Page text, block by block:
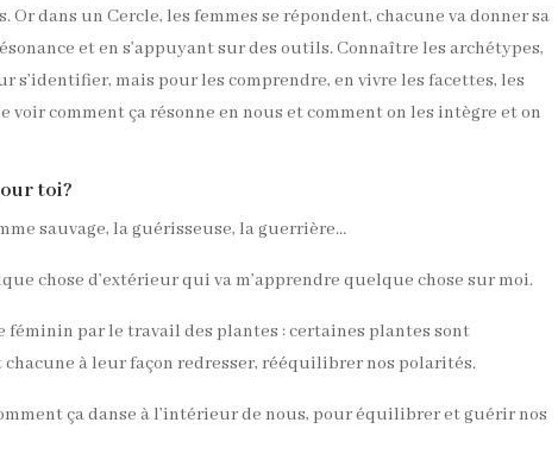
dans un Cercle, les femmes se répondent, chacune va donner sa
et en s’appuyant sur des outils. Connaître les archétypes,
s’identifier, mais pour les comprendre, en vivre les facettes, les
voir comment ça résonne en nous et comment on les intègre et on
toi?
sauvage, la guérisseuse, la guerrière…
chose d’extérieur qui va m’apprendre quelque chose sur moi.
féminin par le travail des plantes : certaines plantes sont
à leur façon redresser, rééquilibrer nos polarités.
ça danse à l’intérieur de nous, pour équilibrer et guérir nos